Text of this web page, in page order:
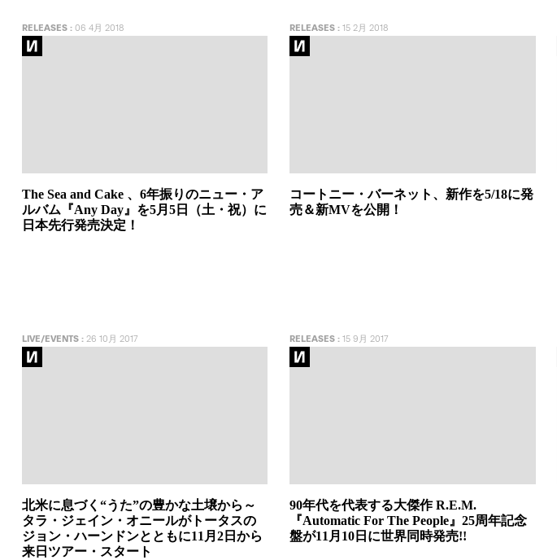
RELEASES:06 4月 2018
The Sea and Cake 、6年振りのニュー・ア
ルバム『Any Day』を5月5日（土・祝）に
日本先行発売決定！
RELEASES : 15 2月 2018
コートニー・バーネット、新作を5/18に発
売＆新MVを公開！
LIVE/EVENTS:26 10月 2017
北米に息づく“うた”の豊かな土壌から～
タラ・ジェイン・オニールがトータスの
ジョン・ハーンドンとともに11月2日から
来日ツアー・スタート
RELEASES : 15 9月 2017
90年代を代表する大傑作 R.E.M.
『Automatic For The People』25周年記念
盤が11月10日に世界同時発売!!